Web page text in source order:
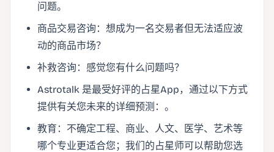
问题。
商品交易咨询：想成为一名交易者但无法适应波
动的商品市场？
补救咨询：感觉您有什么问题吗？
Astrotalk 是最受好评的占星App，通过以下方式
提供有关您未来的详细预测：。
教育：不确定工程、商业、人文、医学、艺术等
哪个专业更适合您；我们的占星师可以帮助您选